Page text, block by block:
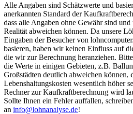
Alle Angaben sind Schätzwerte und
anerkannten Standard der
dass alle Angaben ohne Gewähr sind
Realität abweichen können. Da unsere
Eingaben der Besucher von
basieren, haben wir keinen Einfluss auf
die wir zur Berechnung heranziehen.
die Werte in einigen Gebieten, z.B.
Großstädten deutlich abweichen können,
Lebenshaltungskosten wesentlich höher
Rechner zur Kaufkraftberechnung wird
Sollte Ihnen ein Fehler auffallen,
an info@lohnanalyse.de!